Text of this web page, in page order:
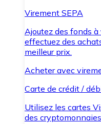
Virement SEPA
Ajoutez des fonds
effectuez des
meilleur prix.
Acheter avec
Carte de crédit /
Utilisez les cartes
des